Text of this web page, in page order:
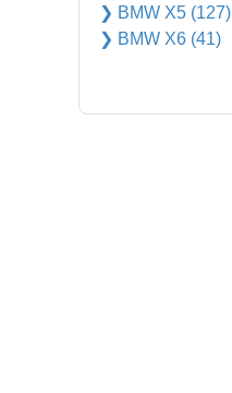
❯ BMW X5 (127)
❯ BMW X6 (41)